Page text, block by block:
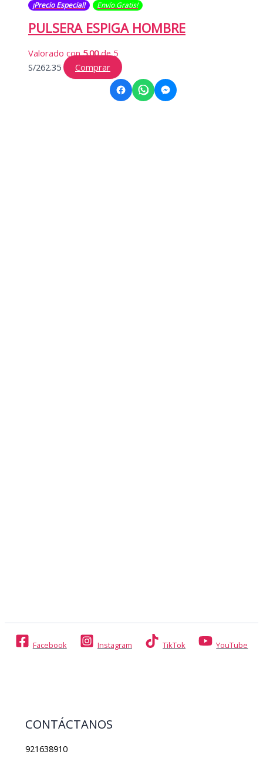
¡Precio Especial! Envío Gratis​​​!
PULSERA ESPIGA HOMBRE
Valorado con5.00de 5
S/262.35 Comprar
Facebook Instagram TikTok YouTube
CONTÁCTANOS
921638910